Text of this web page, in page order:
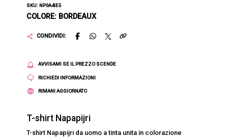
SKU: NP0A4IE5
COLORE: BORDEAUX
CONDIVIDI:
AVVISAMI SE IL PREZZO SCENDE
RICHIEDI INFORMAZIONI
RIMANI AGGIORNATO
T-shirt Napapijri
T-shirt Napapijri da uomo a tinta unita in colorazione